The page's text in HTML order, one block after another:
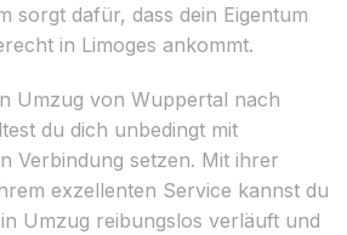
sorgt dafür, dass dein Eigentum
in Limoges ankommt.
Umzug von Wuppertal nach
du dich unbedingt mit
Verbindung setzen. Mit ihrer
exzellenten Service kannst du
Umzug reibungslos verläuft und